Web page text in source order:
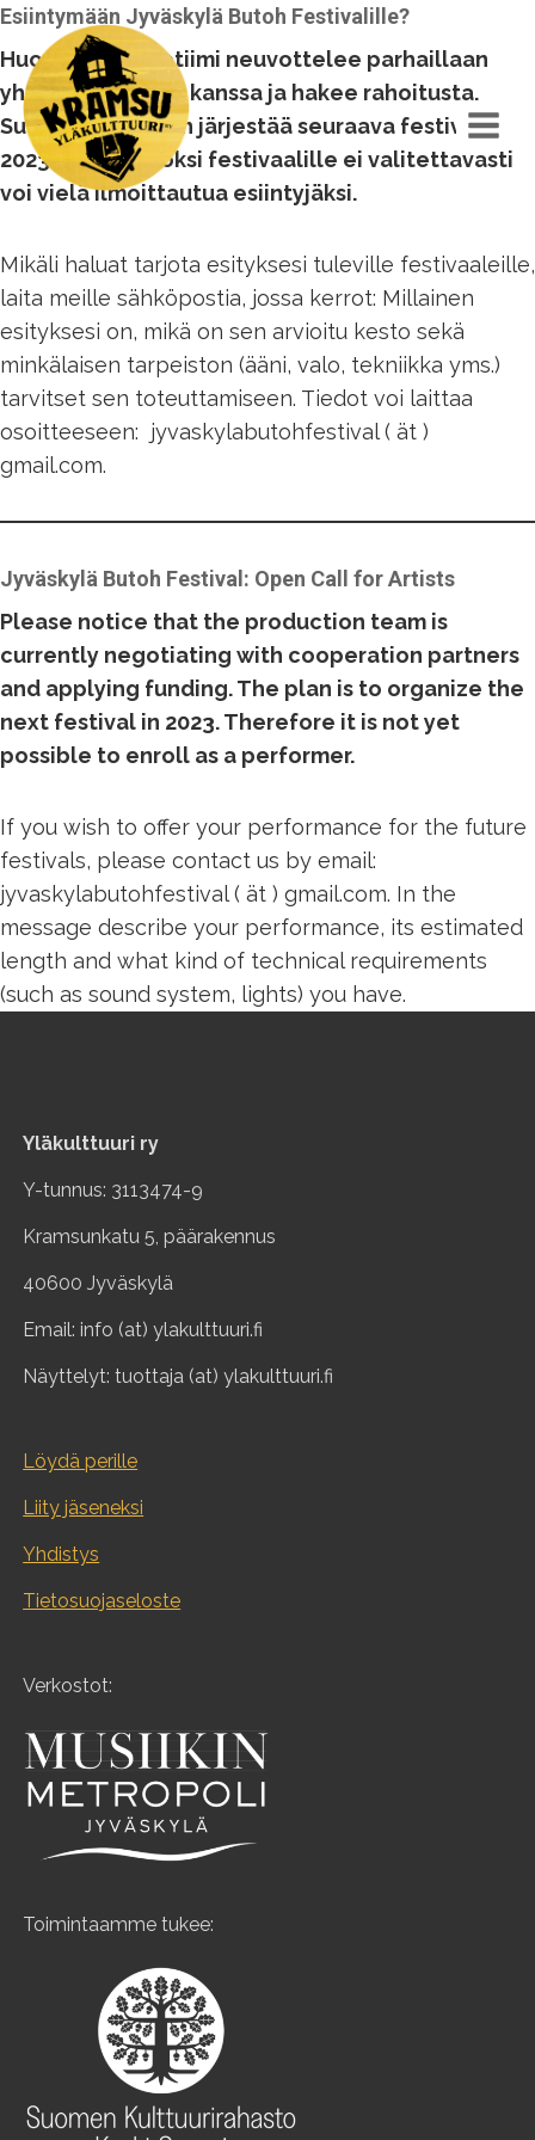
Siirry
sisältöön
Esiintymään Jyväskylä Butoh Festivalille?
Huom! Tuotantotiimi neuvottelee parhaillaan
yhteistyötahojen kanssa ja hakee rahoitusta.
Suunnitelmana on järjestää seuraava festivaali
2023. Tämän vuoksi festivaalille ei valitettavasti
voi vielä ilmoittautua esiintyjäksi.
Mikäli haluat tarjota esityksesi tuleville festivaaleille,
laita meille sähköpostia, jossa kerrot: Millainen
esityksesi on, mikä on sen arvioitu kesto sekä
minkälaisen tarpeiston (ääni, valo, tekniikka yms.)
tarvitset sen toteuttamiseen. Tiedot voi laittaa
osoitteeseen: jyvaskylabutohfestival ( ät )
gmail.com.
Jyväskylä Butoh Festival: Open Call for Artists
Please notice that the production team is
currently negotiating with cooperation partners
and applying funding. The plan is to organize the
next festival in 2023. Therefore it is not yet
possible to enroll as a performer.
If you wish to offer your performance for the future
festivals, please contact us by email:
jyvaskylabutohfestival ( ät ) gmail.com. In the
message describe your performance, its estimated
length and what kind of technical requirements
(such as sound system, lights) you have.
Yläkulttuuri ry
Y-tunnus: 3113474-9
Kramsunkatu 5, päärakennus
40600 Jyväskylä
Email: info (at) ylakulttuuri.fi
Näyttelyt: tuottaja (at) ylakulttuuri.fi
Löydä perille
Liity jäseneksi
Yhdistys
Tietosuojaseloste
Verkostot:
Toimintaamme tukee: